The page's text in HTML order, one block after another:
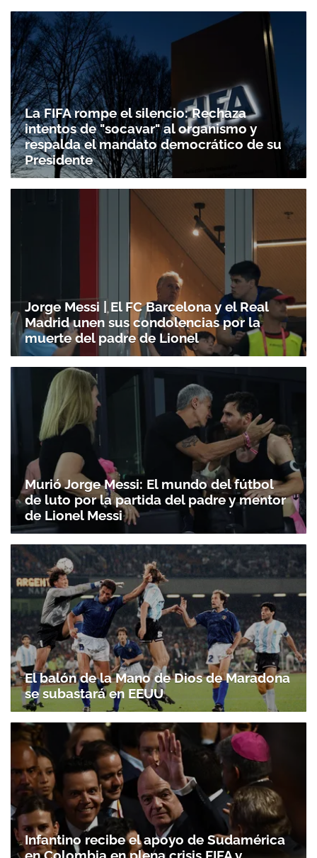
La FIFA rompe el silencio: Rechaza
intentos de "socavar" al organismo y
respalda el mandato democrático de su
Presidente
Jorge Messi | El FC Barcelona y el Real
Madrid unen sus condolencias por la
muerte del padre de Lionel
Murió Jorge Messi: El mundo del fútbol
de luto por la partida del padre y mentor
de Lionel Messi
El balón de la Mano de Dios de Maradona
se subastará en EEUU
Infantino recibe el apoyo de Sudamérica